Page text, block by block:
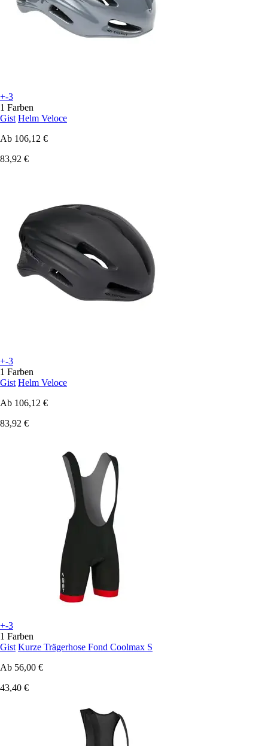
+-3
1 Farben
Gist Helm Veloce
Ab 106,12 €
83,92 €
+-3
1 Farben
Gist Helm Veloce
Ab 106,12 €
83,92 €
+-3
1 Farben
Gist Kurze Trägerhose Fond Coolmax S
Ab 56,00 €
43,40 €